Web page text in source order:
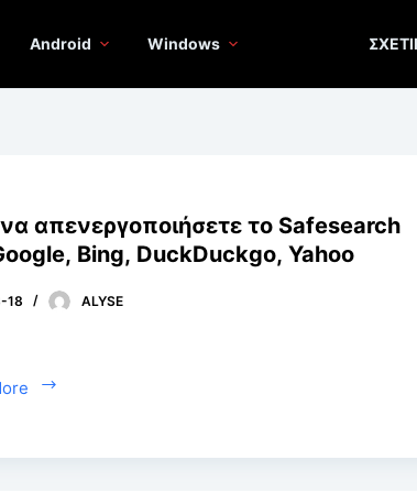
Android Windows
απενεργοποιήσετε το Safesearch
Bing, DuckDuckgo, Yahoo
18 ALYSE